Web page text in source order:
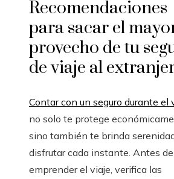
Recomendaciones
para sacar el
provecho de tu
de viaje al
Contar con un seguro durante el
no solo te protege
sino también te brinda
disfrutar cada instante. Antes de
emprender el viaje, verifica las